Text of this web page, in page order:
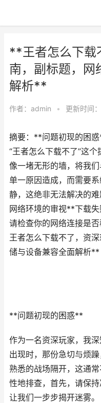
**王者怎么下载
南，副标题，网
解析**
作者： admin • 更新时间
摘要：**问题初现的困
“王者怎么下载不了”这
像一堵无形的墙，将我
单一原因造成，而需要
静，这绝非无法解决的
网络环境的审视**下载失
请检查你的网络连接是
王者怎么下载不了，资
储与设备兼容全面解析**
**问题初现的困惑**
作为一名资深玩家，我
出现时，那份急切与烦
熟悉的战场隔开，这通
性地排查，首先，请保持
让我们一步步揭开迷雾。